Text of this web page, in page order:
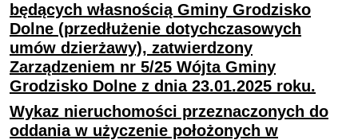
będących własnością Gminy Grodzisko
Dolne (przedłużenie dotychczasowych
umów dzierżawy), zatwierdzony
Zarządzeniem nr 5/25 Wójta Gminy
Grodzisko Dolne z dnia 23.01.2025 roku.
Wykaz nieruchomości przeznaczonych do
oddania w użyczenie położonych w